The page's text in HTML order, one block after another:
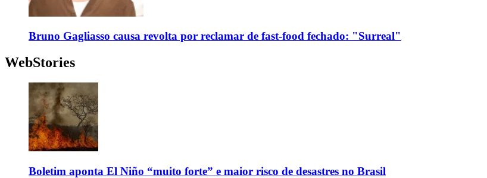
Bruno Gagliasso causa revolta por reclamar de fast-food fechado: "Surreal"
WebStories
Boletim aponta El Niño “muito forte” e maior risco de desastres no Brasil